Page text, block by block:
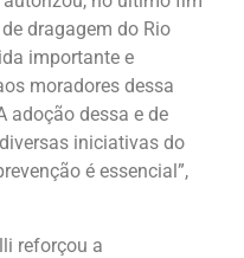
dragagem do Rio
importante e
moradores dessa
adoção dessa e de
iniciativas do
é essencial”,
reforçou a